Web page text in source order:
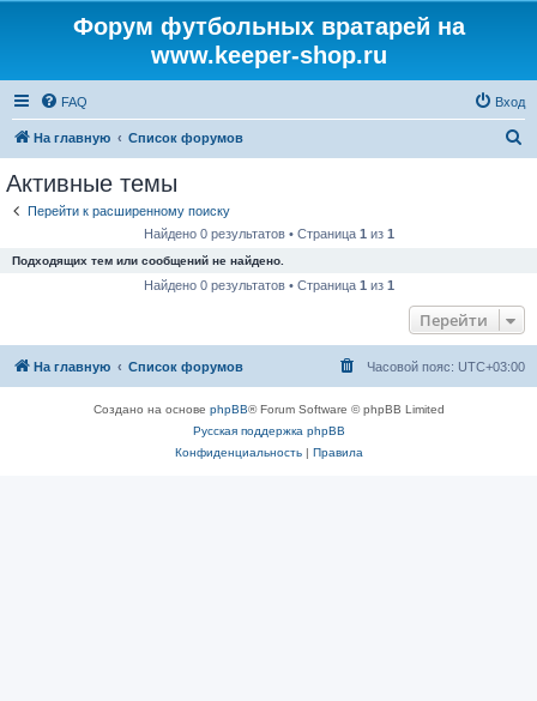
Форум футбольных вратарей на
www.keeper-shop.ru
FAQ Вход
На главную Список форумов
Активные темы
Перейти к расширенному поиску
Найдено 0 результатов • Страница 1 из 1
Подходящих тем или сообщений не найдено.
Найдено 0 результатов • Страница 1 из 1
Перейти
На главную Список форумов Часовой пояс: UTC+03:00
Создано на основе phpBB® Forum Software © phpBB Limited
Русская поддержка phpBB
Конфиденциальность| Правила